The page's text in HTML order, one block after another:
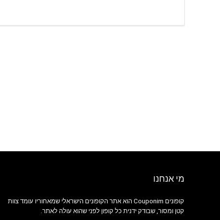
מי אנחנו
קופונים Couponim הוא אתר הקופונים הישראלי שמאחוריו עומד צוות
קטן ומסור, שבודק ידנית כל קופון לפני שהוא עולה לאתר.